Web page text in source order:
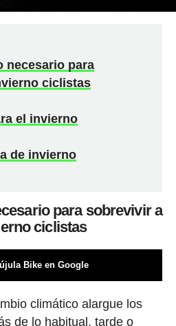
necesario para
ciclistas
el invierno
de invierno
para sobrevivir a
ciclistas
Bike en Google
climático alargue los
de lo habitual, tarde o